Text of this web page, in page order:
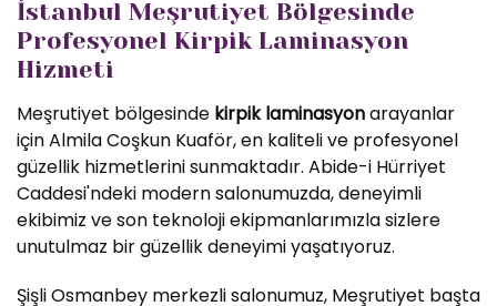
İstanbul Meşrutiyet Bölgesinde
Profesyonel Kirpik Laminasyon
Hizmeti
Meşrutiyet bölgesinde kirpik laminasyonarayanlar
için Almila Coşkun Kuaför, en kaliteli ve profesyonel
güzellik hizmetlerini sunmaktadır. Abide-i Hürriyet
Caddesi'ndeki modern salonumuzda, deneyimli
ekibimiz ve son teknoloji ekipmanlarımızla sizlere
unutulmaz bir güzellik deneyimi yaşatıyoruz.
Şişli Osmanbey merkezli salonumuz, Meşrutiyet başta